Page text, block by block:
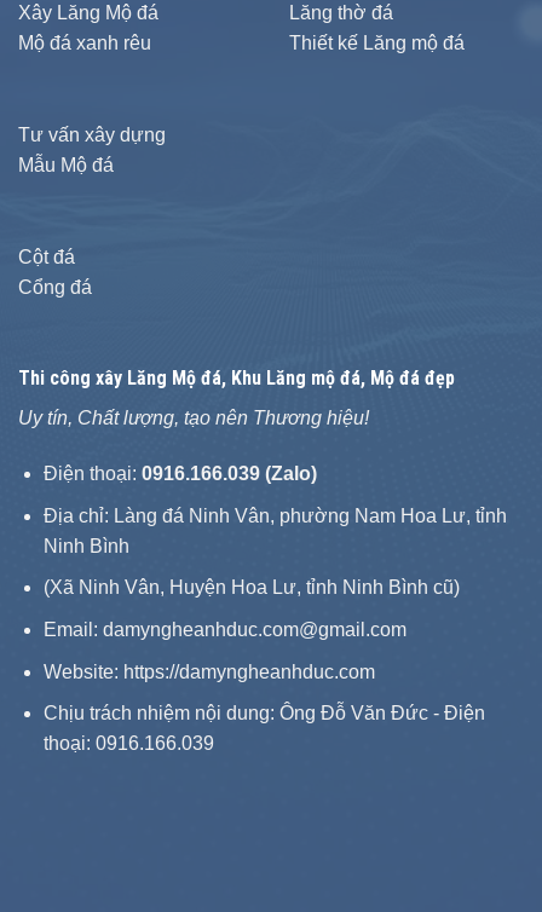
Xây Lăng Mộ đá
Mộ đá xanh rêu
Lăng thờ đá
Thiết kế Lăng mộ đá
Tư vấn xây dựng
Mẫu Mộ đá
Cột đá
Cổng đá
Thi công xây Lăng Mộ đá, Khu Lăng mộ đá, Mộ đá đẹp
Uy tín, Chất lượng, tạo nên Thương hiệu!
Điện thoại: 0916.166.039 (Zalo)
Địa chỉ: Làng đá Ninh Vân, phường Nam Hoa Lư, tỉnh
Ninh Bình
(Xã Ninh Vân, Huyện Hoa Lư, tỉnh Ninh Bình cũ)
Email: damyngheanhduc.com@gmail.com
Website: https://damyngheanhduc.com
Chịu trách nhiệm nội dung: Ông Đỗ Văn Đức - Điện
thoại: 0916.166.039